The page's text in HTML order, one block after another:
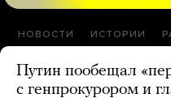
НОВОСТИ ИСТОРИИ
Путин пообещал
с генпрокурором и